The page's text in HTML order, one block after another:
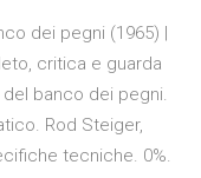
dei pegni (1965) |
critica e guarda
banco dei pegni.
Rod Steiger,
tecniche. 0%.